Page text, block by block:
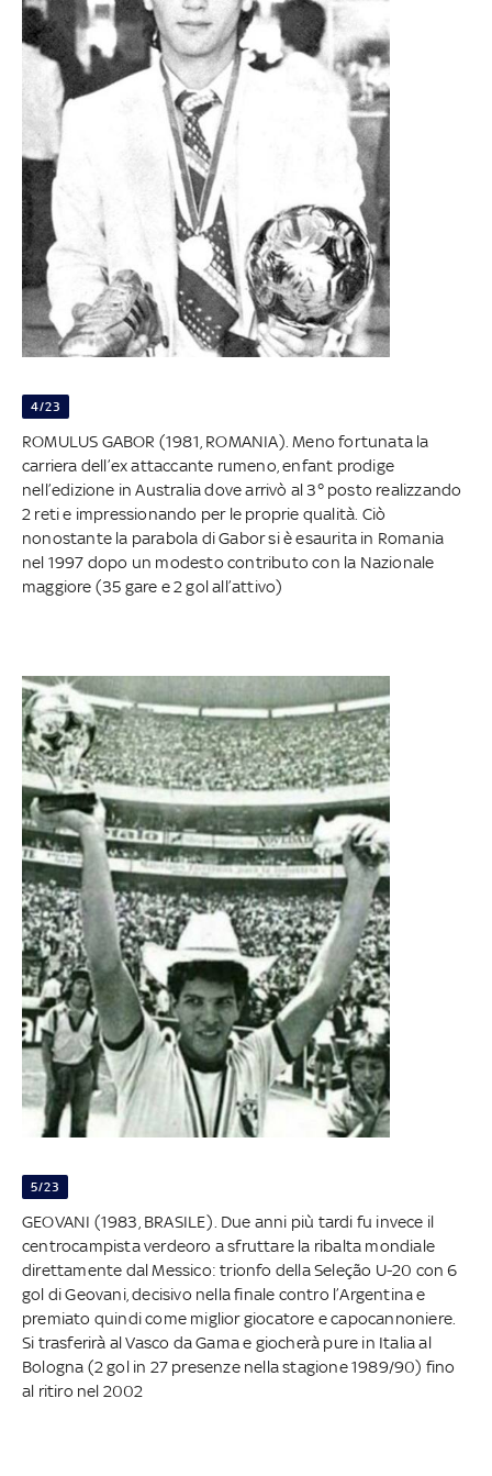
4/23
ROMULUS GABOR (1981, ROMANIA). Meno fortunata la
carriera dell’ex attaccante rumeno, enfant prodige
nell’edizione in Australia dove arrivò al 3° posto realizzando
2 reti e impressionando per le proprie qualità. Ciò
nonostante la parabola di Gabor si è esaurita in Romania
nel 1997 dopo un modesto contributo con la Nazionale
maggiore (35 gare e 2 gol all’attivo)
5/23
GEOVANI (1983, BRASILE). Due anni più tardi fu invece il
centrocampista verdeoro a sfruttare la ribalta mondiale
direttamente dal Messico: trionfo della Seleção U-20 con 6
gol di Geovani, decisivo nella finale contro l’Argentina e
premiato quindi come miglior giocatore e capocannoniere.
Si trasferirà al Vasco da Gama e giocherà pure in Italia al
Bologna (2 gol in 27 presenze nella stagione 1989/90) fino
al ritiro nel 2002